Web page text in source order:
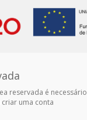
reservada é necessário
uma conta